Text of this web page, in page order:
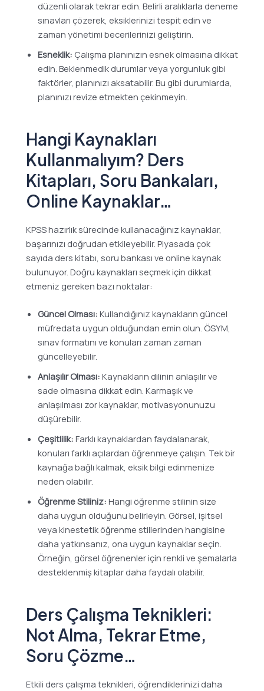
düzenli olarak tekrar edin. Belirli aralıklarla deneme
sınavları çözerek, eksiklerinizi tespit edin ve
zaman yönetimi becerilerinizi geliştirin.
Esneklik: Çalışma planınızın esnek olmasına dikkat
edin. Beklenmedik durumlar veya yorgunluk gibi
faktörler, planınızı aksatabilir. Bu gibi durumlarda,
planınızı revize etmekten çekinmeyin.
Hangi Kaynakları
Kullanmalıyım? Ders
Kitapları, Soru Bankaları,
Online Kaynaklar…
KPSS hazırlık sürecinde kullanacağınız kaynaklar,
başarınızı doğrudan etkileyebilir. Piyasada çok
sayıda ders kitabı, soru bankası ve online kaynak
bulunuyor. Doğru kaynakları seçmek için dikkat
etmeniz gereken bazı noktalar:
Güncel Olması: Kullandığınız kaynakların güncel
müfredata uygun olduğundan emin olun. ÖSYM,
sınav formatını ve konuları zaman zaman
güncelleyebilir.
Anlaşılır Olması: Kaynakların dilinin anlaşılır ve
sade olmasına dikkat edin. Karmaşık ve
anlaşılması zor kaynaklar, motivasyonunuzu
düşürebilir.
Çeşitlilik: Farklı kaynaklardan faydalanarak,
konuları farklı açılardan öğrenmeye çalışın. Tek bir
kaynağa bağlı kalmak, eksik bilgi edinmenize
neden olabilir.
Öğrenme Stiliniz: Hangi öğrenme stilinin size
daha uygun olduğunu belirleyin. Görsel, işitsel
veya kinestetik öğrenme stillerinden hangisine
daha yatkınsanız, ona uygun kaynaklar seçin.
Örneğin, görsel öğrenenler için renkli ve şemalarla
desteklenmiş kitaplar daha faydalı olabilir.
Ders Çalışma Teknikleri:
Not Alma, Tekrar Etme,
Soru Çözme…
Etkili ders çalışma teknikleri, öğrendiklerinizi daha